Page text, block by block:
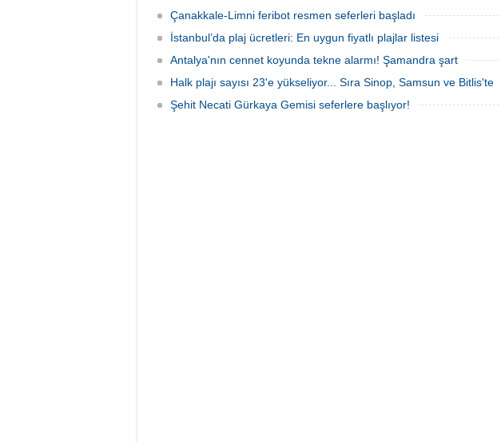
Çanakkale-Limni feribot resmen seferleri başladı
İstanbul’da plaj ücretleri: En uygun fiyatlı plajlar listesi
Antalya'nın cennet koyunda tekne alarmı! Şamandra şart
Halk plajı sayısı 23'e yükseliyor... Sıra Sinop, Samsun ve Bitlis'te
Şehit Necati Gürkaya Gemisi seferlere başlıyor!